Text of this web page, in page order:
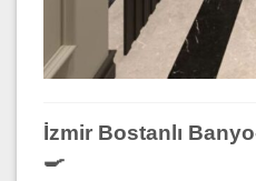
İzmir Bostanlı
🍳